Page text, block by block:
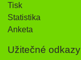
Tisk
Statistika
Anketa
Užitečné odkazy